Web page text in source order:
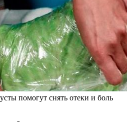
помогут снять отеки и боль